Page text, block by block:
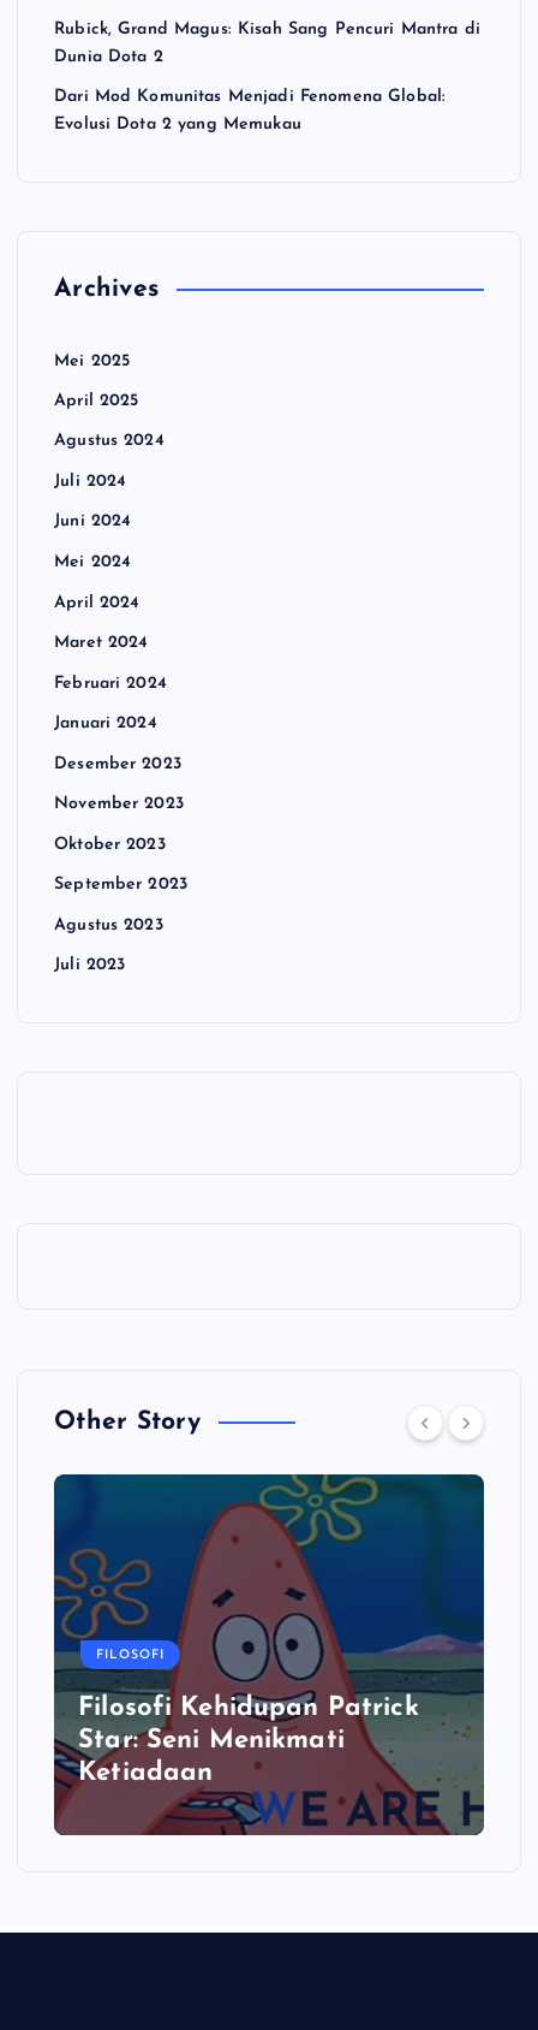
Rubick, Grand Magus: Kisah Sang Pencuri Mantra di
Dunia Dota 2
Dari Mod Komunitas Menjadi Fenomena Global:
Evolusi Dota 2 yang Memukau
Archives
Mei 2025
April 2025
Agustus 2024
Juli 2024
Juni 2024
Mei 2024
April 2024
Maret 2024
Februari 2024
Januari 2024
Desember 2023
November 2023
Oktober 2023
September 2023
Agustus 2023
Juli 2023
Other Story
FILOSOFI
Filosofi Kehidupan Patrick
Star: Seni Menikmati
Ketiadaan